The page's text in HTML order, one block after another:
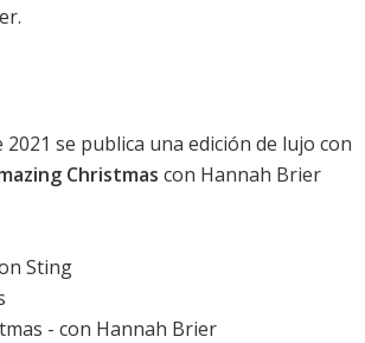
2021 se publica una edición de lujo con
Christmas con Hannah Brier
Sting
- con Hannah Brier